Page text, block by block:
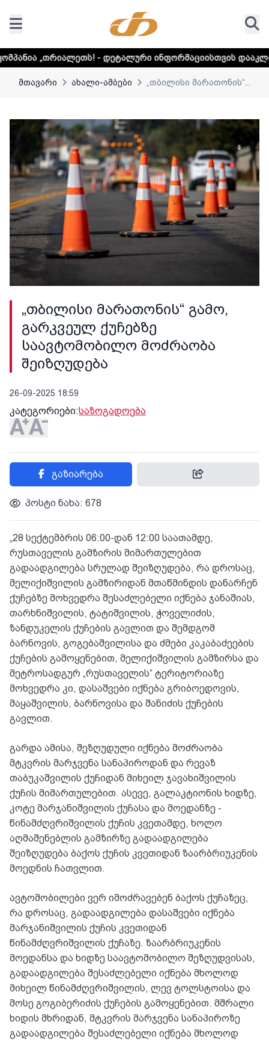
- დეტალური ინფორმაციისთვის დააკლიკეთ ლინკს
მთავარი ახალი-ამბები „თბილისი მარათონის“...
„თბილისი მარათონის“ გამო,
გარკვეულ ქუჩებზე
საავტომობილო მოძრაობა
შეიზღუდება
26-09-2025 18:59
კატეგორიები:საზოგადოება
გაზიარება
პოსტი ნახა: 678
„28 სექტემბრის 06:00-დან 12:00 საათამდე,
რუსთაველის გამზირის მიმართულებით
გადაადგილება სრულად შეიზღუდება, რა დროსაც,
მელიქიშვილის გამზირიდან მთაწმინდის დანარჩენ
ქუჩებზე მოხვედრა შესაძლებელი იქნება ჯანაშიას,
თარხნიშვილის, ტატიშვილის, ჭოველიძის,
ზანდუკელის ქუჩების გავლით და შემდგომ
ბარნოვის, გოგებაშვილისა და ძმები კაკაბაძეების
ქუჩების გამოყენებით, მელიქიშვილის გამზირსა და
მეტროსადგურ „რუსთაველის“ ტერიტორიაზე
მოხვედრა კი, დასაშვები იქნება გრიბოედოვის,
მაყაშვილის, ბარნოვისა და შანიძის ქუჩების
გავლით.
გარდა ამისა, შეზღუდული იქნება მოძრაობა
მტკვრის მარჯვენა სანაპიროდან და რევაზ
თაბუკაშვილის ქუჩიდან მიხეილ ჯავახიშვილის
ქუჩის მიმართულებით. ასევე, გალაკტიონის ხიდზე,
კოტე მარჯანიშვილის ქუჩასა და მოედანზე -
წინამძღვრიშვილის ქუჩის კვეთამდე, ხოლო
აღმაშენებლის გამზირზე გადაადგილება
შეიზღუდება ბაქოს ქუჩის კვეთიდან ზაარბრიუკენის
მოედნის ჩათვლით.
ავტომობილები ვერ იმოძრავებენ ბაქოს ქუჩაზეც,
რა დროსაც, გადაადგილება დასაშვები იქნება
მარჯანიშვილის ქუჩის კვეთიდან
წინამძღვრიშვილის ქუჩაზე. ზაარბრიუკენის
მოედანსა და ხიდზე საავტომობილო შეზღუდვისას,
გადაადგილება შესაძლებელი იქნება მხოლოდ
მიხეილ წინამძღვრიშვილის, ლევ ტოლსტოისა და
მოსე გოგიბერიძის ქუჩების გამოყენებით. მშრალი
ხიდის მხრიდან, მტკვრის მარჯვენა სანაპიროზე
გადაადგილება შესაძლებელი იქნება მხოლოდ